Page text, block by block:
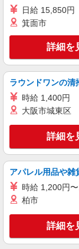
日給 15,850円
箕面市
詳細を
ラウンドワンの清
時給 1,400円
大阪市城東区
詳細を
アパレル用品や雑
時給 1,200円
柏市
詳細を